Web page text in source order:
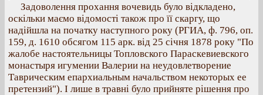
Задоволення прохання вочевидь було відкладено,
оскільки маємо відомості також про її скаргу, що
надійшла на початку наступного року (РГИА, ф. 796, оп.
159, д. 1610 обсягом 115 арк. від 25 січня 1878 року "По
жалобе настоятельницы Топловского Параскевиевского
монастыря игумении Валерии на неудовлетворение
Таврическим епархиальным начальством некоторых ее
претензий"). І лише в травні було прийняте рішення про